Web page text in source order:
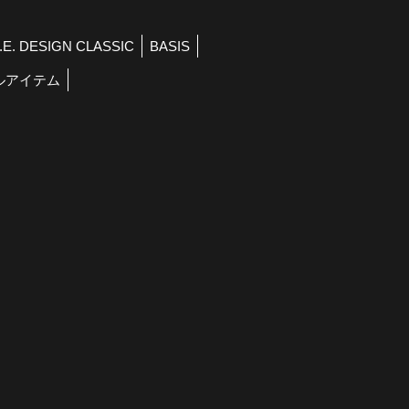
DESIGN CLASSIC BASIS
アイテム